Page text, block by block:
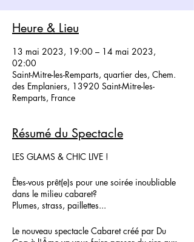
Heure & Lieu
13 mai 2023, 19:00 – 14 mai 2023,
02:00
Saint-Mitre-les-Remparts, quartier des, Chem.
des Emplaniers, 13920 Saint-Mitre-les-
Remparts, France
Résumé du Spectacle
LES GLAMS & CHIC LIVE !
Êtes-vous prêt(e)s pour une soirée inoubliable
dans le milieu cabaret?
Plumes, strass, paillettes...
Le nouveau spectacle Cabaret créé par Du